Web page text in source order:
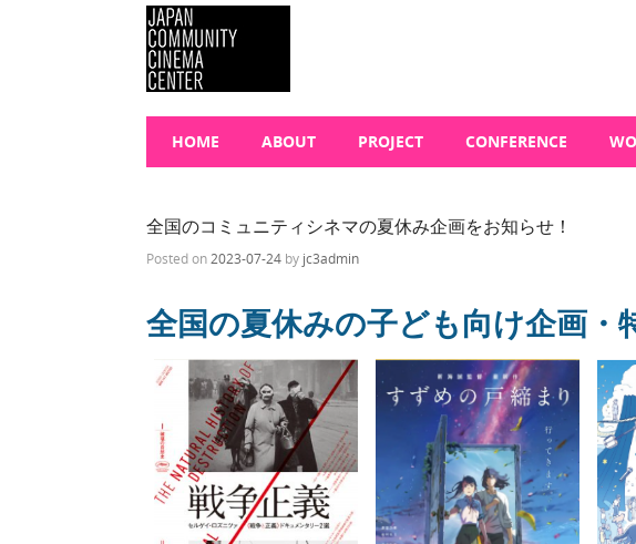
Menu
SKIP TO CONTENT
HOME ABOUT PROJECT CONFERENCE
全国のコミュニティシネマの夏休み企画をお知らせ！
Posted on 2023-07-24 by jc3admin
全国の夏休みの子ども向け企画・